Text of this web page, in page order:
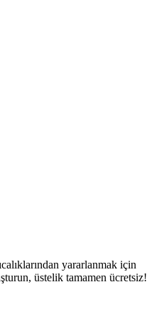
yararlanmak için
üstelik tamamen ücretsiz!